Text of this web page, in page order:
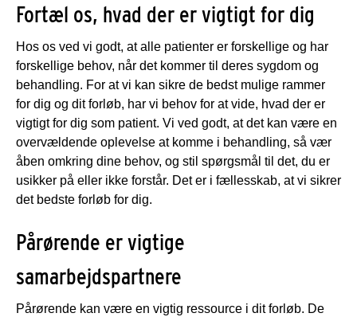
Fortæl os, hvad der er vigtigt for dig
Hos os ved vi godt, at alle patienter er forskellige og har
forskellige behov, når det kommer til deres sygdom og
behandling. For at vi kan sikre de bedst mulige rammer
for dig og dit forløb, har vi behov for at vide, hvad der er
vigtigt for dig som patient. Vi ved godt, at det kan være en
overvældende oplevelse at komme i behandling, så vær
åben omkring dine behov, og stil spørgsmål til det, du er
usikker på eller ikke forstår. Det er i fællesskab, at vi sikrer
det bedste forløb for dig.
Pårørende er vigtige
samarbejdspartnere
Pårørende kan være en vigtig ressource i dit forløb. De